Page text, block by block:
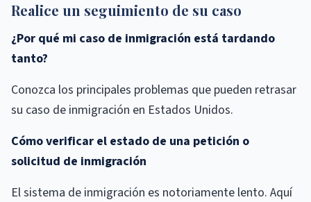
Realice un seguimiento de su caso
¿Por qué mi caso de inmigración está tardando
tanto?
Conozca los principales problemas que pueden retrasar
su caso de inmigración en Estados Unidos.
Cómo verificar el estado de una petición o
solicitud de inmigración
El sistema de inmigración es notoriamente lento. Aquí